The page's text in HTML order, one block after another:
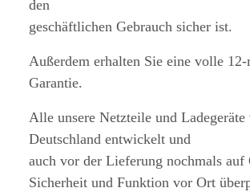
den
geschäftlichen Gebrauch sicher ist.
Außerdem erhalten Sie eine volle 12-
Garantie.
Alle unsere Netzteile und Ladegeräte
Deutschland entwickelt und
auch vor der Lieferung nochmals auf
Sicherheit und Funktion vor Ort